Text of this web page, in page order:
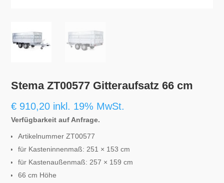
Stema ZT00577 Gitteraufsatz 66 cm
€ 910,20 inkl. 19% MwSt.
Verfügbarkeit auf Anfrage.
Artikelnummer ZT00577
für Kasteninnenmaß: 251 × 153 cm
für Kastenaußenmaß: 257 × 159 cm
66 cm Höhe